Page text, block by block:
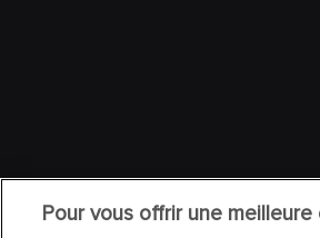
Pour vous offrir une